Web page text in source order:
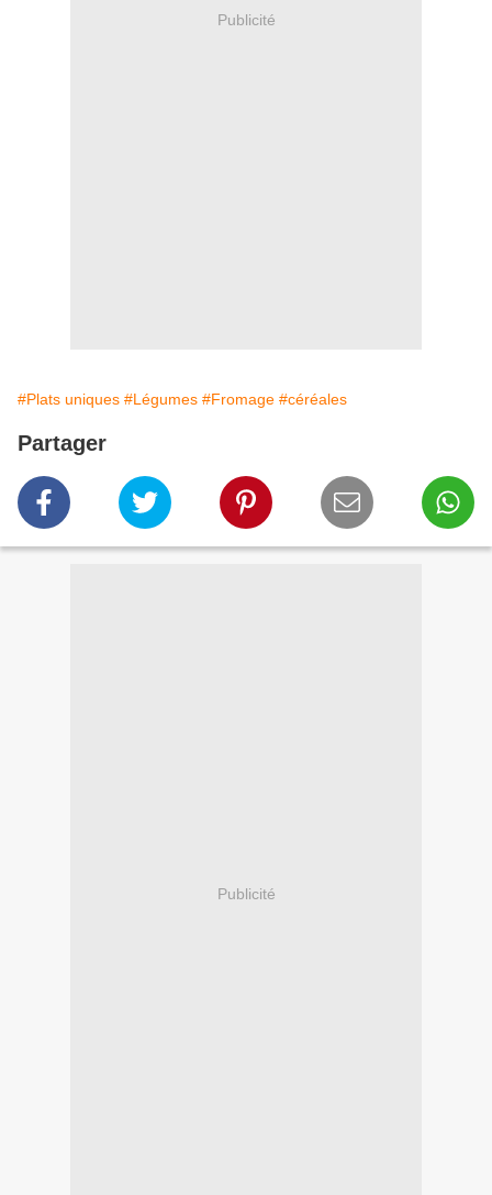
Publicité
#Plats uniques #Légumes #Fromage #céréales
Partager
Publicité